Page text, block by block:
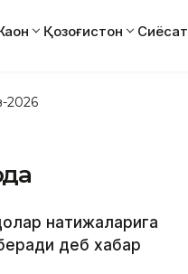
Қозоғистон Сиёсат
2026
натижаларига
деб хабар